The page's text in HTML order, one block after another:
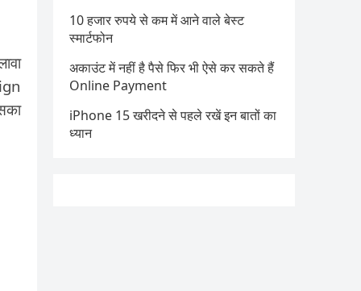
10 हजार रुपये से कम में आने वाले बेस्ट
स्मार्टफोन
अकाउंट में नहीं है पैसे फिर भी ऐसे कर सकते हैं
Online Payment
iPhone 15 खरीदने से पहले रखें इन बातों का
ध्यान